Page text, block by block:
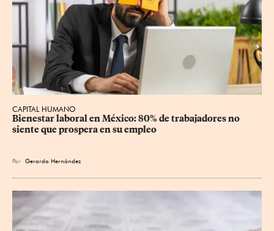
CAPITAL HUMANO
Bienestar laboral en México: 80% de trabajadores no
siente que prospera en su empleo
Por Gerardo Hernández